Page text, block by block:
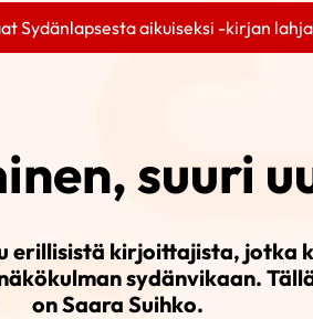
Sydänlapsesta aikuiseksi -kirjan
suuri
erillisistä kirjoittajista, jotka
sydänvikaan.
on Saara Suihko.